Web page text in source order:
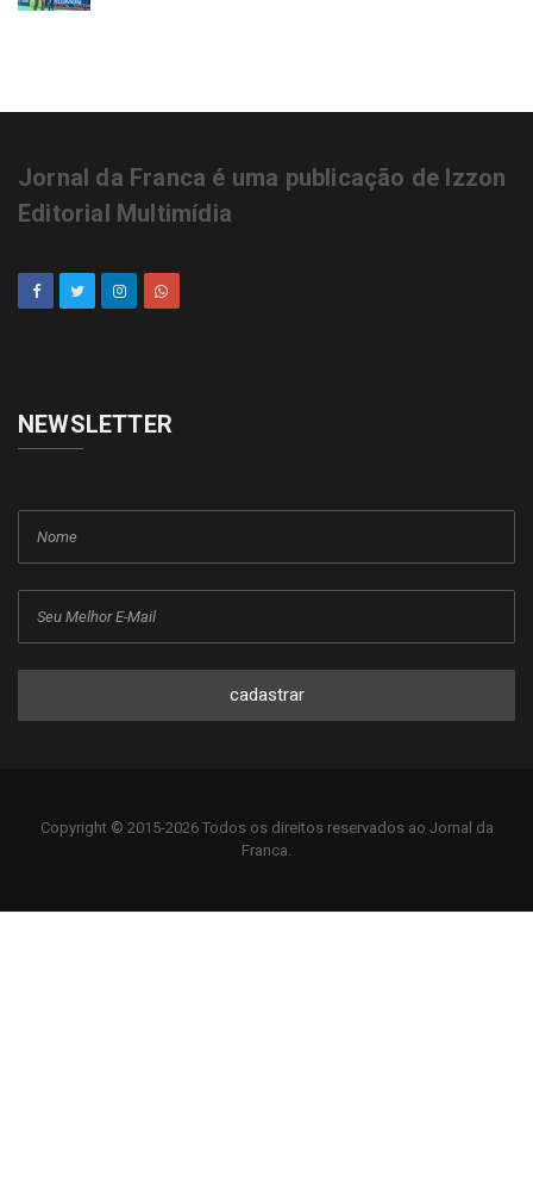
Jornal da Franca é uma publicação de Izzon
Editorial Multimídia
NEWSLETTER
cadastrar
Copyright © 2015-2026 Todos os direitos reservados ao Jornal da
Franca.